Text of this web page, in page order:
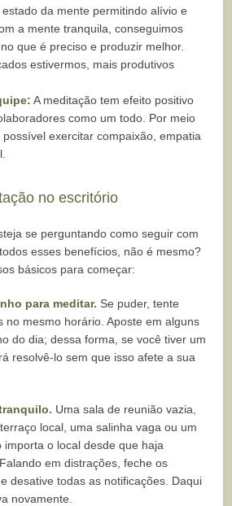
da mente permitindo alívio e
a mente tranquila, conseguimos
que é preciso e produzir melhor.
estivermos, mais produtivos
A meditação tem efeito positivo
como um todo. Por meio
exercitar compaixão, empatia
no escritório
se perguntando como seguir com
esses benefícios, não é mesmo?
básicos para começar:
para meditar. Se puder, tente
no mesmo horário. Aposte em alguns
do dia; dessa forma, se você tiver um
resolvê-lo sem que isso afete a sua
Uma sala de reunião vazia,
local, uma salinha vaga ou um
importa o local desde que haja
em distrações, feche os
desative todas as notificações. Daqui
novamente.